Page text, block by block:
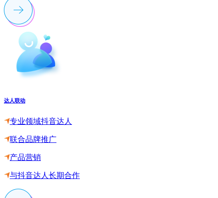
达人联动
专业领域抖音达人
联合品牌推广
产品营销
与抖音达人长期合作